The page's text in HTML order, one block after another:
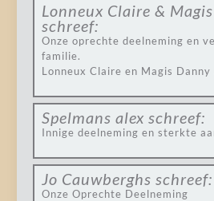
Lonneux Claire &
schreef:
Onze oprechte deelneming en
familie.
Lonneux Claire en Magis Danny
Spelmans alex schreef:
Innige deelneming en sterkte
Jo Cauwberghs schreef:
Onze Oprechte Deelneming